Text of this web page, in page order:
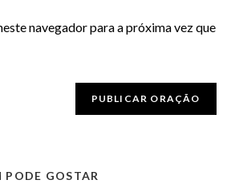
navegador para a próxima vez que
GOSTAR